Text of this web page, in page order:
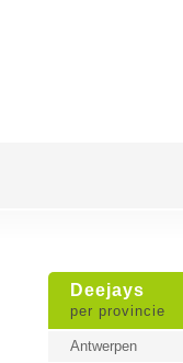
Deejays
per provincie
Antwerpen